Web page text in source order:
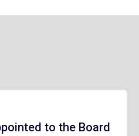
to the Board